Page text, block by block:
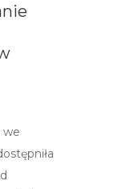
we